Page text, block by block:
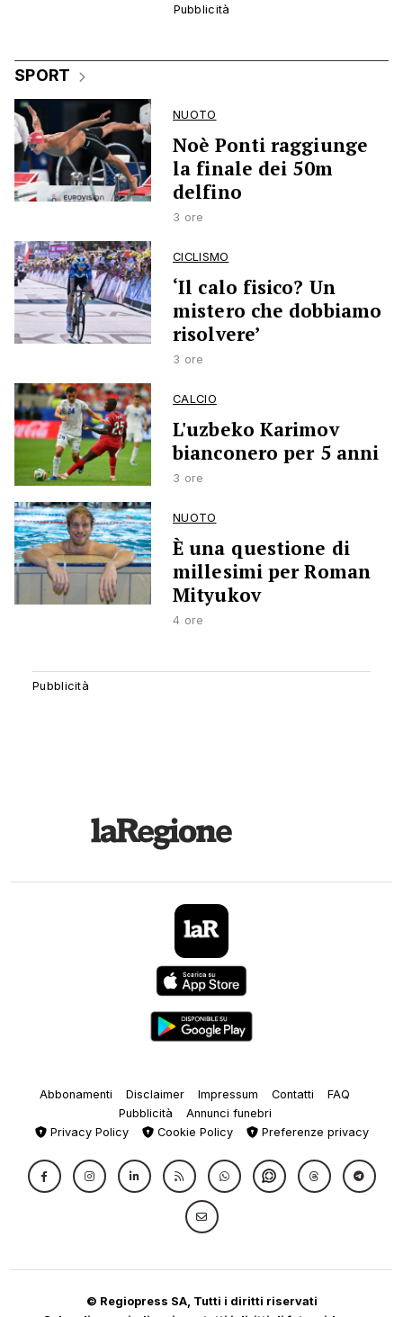
SPORT
NUOTO
Noè Ponti raggiunge
la finale dei 50m
delfino
3 ore
CICLISMO
‘Il calo fisico? Un
mistero che dobbiamo
risolvere’
3 ore
CALCIO
L'uzbeko Karimov
bianconero per 5 anni
3 ore
NUOTO
È una questione di
millesimi per Roman
Mityukov
4 ore
Abbonamenti Disclaimer Impressum Contatti
FAQ
Pubblicità
Annunci funebri
Privacy Policy
Cookie Policy Preferenze privacy
© Regiopress SA, Tutti i diritti riservati